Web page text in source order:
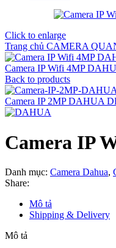
Click to enlarge
Trang chủ CAMERA
Camera IP Wifi 4MP
Back to products
Camera IP 2MP DAHUA
Camera IP
Danh mục: Camera Dahua,
Share:
Mô tả
Shipping & Delivery
Mô tả